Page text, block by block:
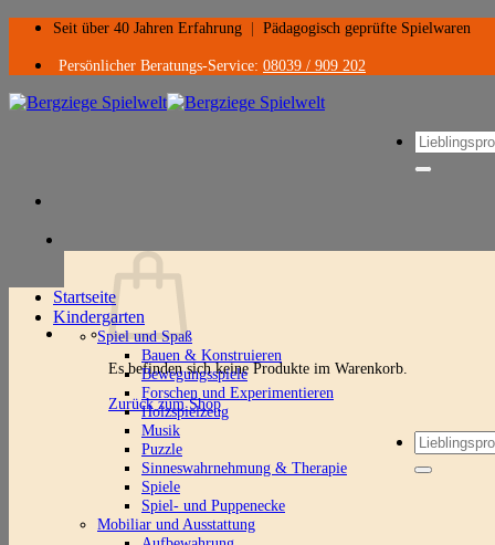
Zum
springen
Seit über 40 Jahren Erfahrung Pädagogisch geprüfte Spielwaren
Persönlicher Beratungs-Service: 08039 / 909 202
Suchen
nach:
Es befinden sich keine Produkte im Warenkorb.
Zurück zum Shop
Suchen
nach:
Startseite
Kindergarten
Spiel und Spaß
Bauen & Konstruieren
Bewegungsspiele
Forschen und Experimentieren
Holzspielzeug
Musik
Puzzle
Sinneswahrnehmung & Therapie
Spiele
Spiel- und Puppenecke
Mobiliar und Ausstattung